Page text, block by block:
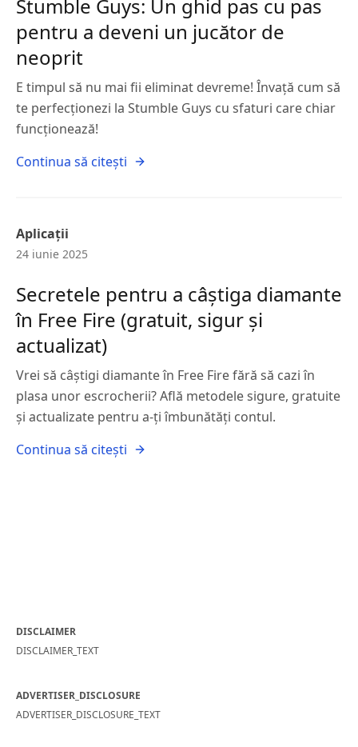
Stumble Guys: Un ghid pas cu pas
pentru a deveni un jucător de
neoprit
E timpul să nu mai fii eliminat devreme! Învață cum să
te perfecționezi la Stumble Guys cu sfaturi care chiar
funcționează!
Continua să citești
Aplicații
24 iunie 2025
Secretele pentru a câștiga diamante
în Free Fire (gratuit, sigur și
actualizat)
Vrei să câștigi diamante în Free Fire fără să cazi în
plasa unor escrocherii? Află metodele sigure, gratuite
și actualizate pentru a-ți îmbunătăți contul.
Continua să citești
DISCLAIMER
DISCLAIMER_TEXT
ADVERTISER_DISCLOSURE
ADVERTISER_DISCLOSURE_TEXT